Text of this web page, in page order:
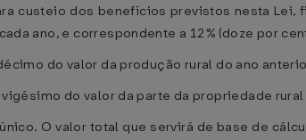
custeio dos benefícios previstos nesta Lei,
ano, e correspondente a 12% (doze por
do valor da produção rural do ano
do valor da parte da propriedade
O valor total que servirá de base de